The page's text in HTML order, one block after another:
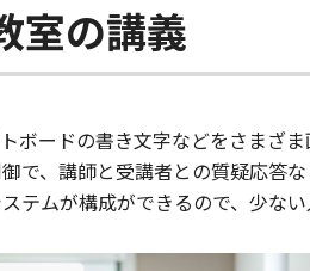
室の講義
ボードの書き文字などをさまざま
で、講師と受講者との質疑応答
テムが構成ができるので、少ない